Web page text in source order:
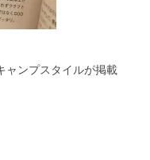
ャンプスタイルが掲載